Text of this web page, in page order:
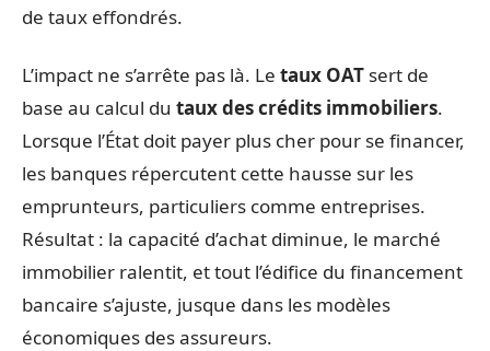
de taux effondrés.
L’impact ne s’arrête pas là. Le taux OAT sert de
base au calcul du taux des crédits immobiliers.
Lorsque l’État doit payer plus cher pour se financer,
les banques répercutent cette hausse sur les
emprunteurs, particuliers comme entreprises.
Résultat : la capacité d’achat diminue, le marché
immobilier ralentit, et tout l’édifice du financement
bancaire s’ajuste, jusque dans les modèles
économiques des assureurs.